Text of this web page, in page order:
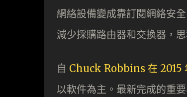
網絡設備變成靠訂閱網絡安
減少採購路由器和交換器，
自 Chuck Robbins 在 2015
以軟件為主。最新完成的重